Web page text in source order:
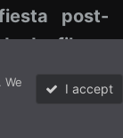
post-
desfilar
. We
I accept